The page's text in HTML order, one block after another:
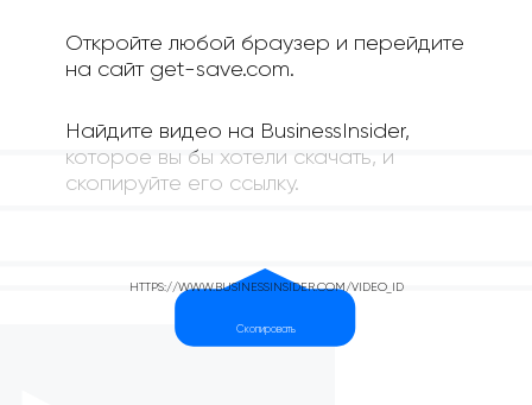
Откройте любой браузер и перейдите
на сайт get-save.com.
Найдите видео на BusinessInsider,
которое вы бы хотели скачать, и
скопируйте его ссылку.